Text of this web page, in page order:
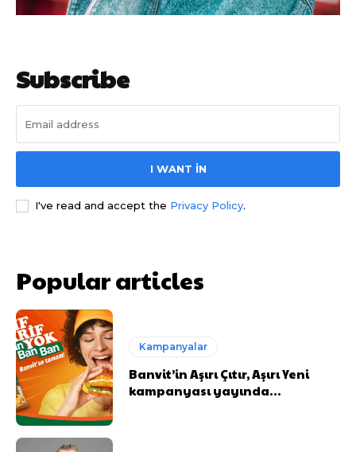
Subscribe
I WANT IN
I've read and accept the Privacy Policy.
Popular articles
Kampanyalar
Banvit’in Aşırı Çıtır, Aşırı Yeni
kampanyası yayında…